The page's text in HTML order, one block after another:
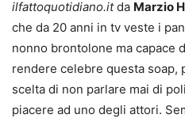
ilfattoquotidiano.itda Marzio
che da 20 anni in tv veste i
nonno brontolone ma capace
rendere celebre questa soap,
scelta di non parlare mai di
piacere ad uno degli attori.